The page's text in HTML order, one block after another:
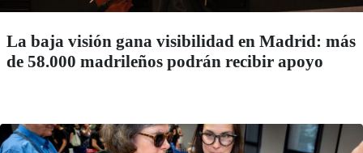
La baja visión gana visibilidad en Madrid: más
de 58.000 madrileños podrán recibir apoyo